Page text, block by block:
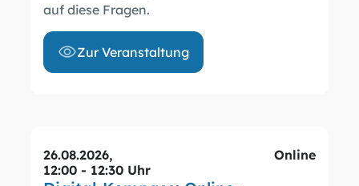
auf diese Fragen.
Zur Veranstaltung
26.08.2026,
12:00 - 12:30 Uhr
Online